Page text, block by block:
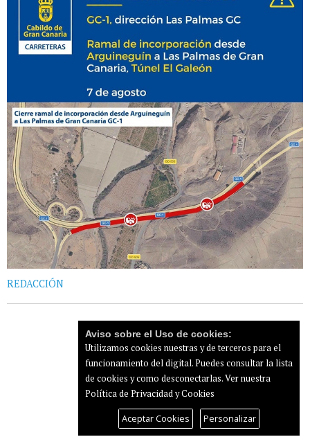
REDACCIÓN
Aviso sobre el Uso de cookies:
Utilizamos cookies nuestras y de terceros para el
funcionamiento del digital. Puedes consultar la lista
de cookies y como desconectarlas.Ver nuestra
Política de Privacidad y Cookies
Aceptar Cookies Personalizar